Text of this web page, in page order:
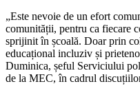
„Este nevoie de un efort
comunității, pentru ca fiecare
sprijinit în școală. Doar prin
educațional incluziv și
Duminica, șeful Serviciului
de la MEC, în cadrul